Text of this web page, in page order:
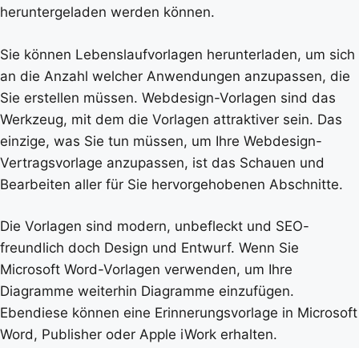
heruntergeladen werden können.
Sie können Lebenslaufvorlagen herunterladen, um sich
an die Anzahl welcher Anwendungen anzupassen, die
Sie erstellen müssen. Webdesign-Vorlagen sind das
Werkzeug, mit dem die Vorlagen attraktiver sein. Das
einzige, was Sie tun müssen, um Ihre Webdesign-
Vertragsvorlage anzupassen, ist das Schauen und
Bearbeiten aller für Sie hervorgehobenen Abschnitte.
Die Vorlagen sind modern, unbefleckt und SEO-
freundlich doch Design und Entwurf. Wenn Sie
Microsoft Word-Vorlagen verwenden, um Ihre
Diagramme weiterhin Diagramme einzufügen.
Ebendiese können eine Erinnerungsvorlage in Microsoft
Word, Publisher oder Apple iWork erhalten.